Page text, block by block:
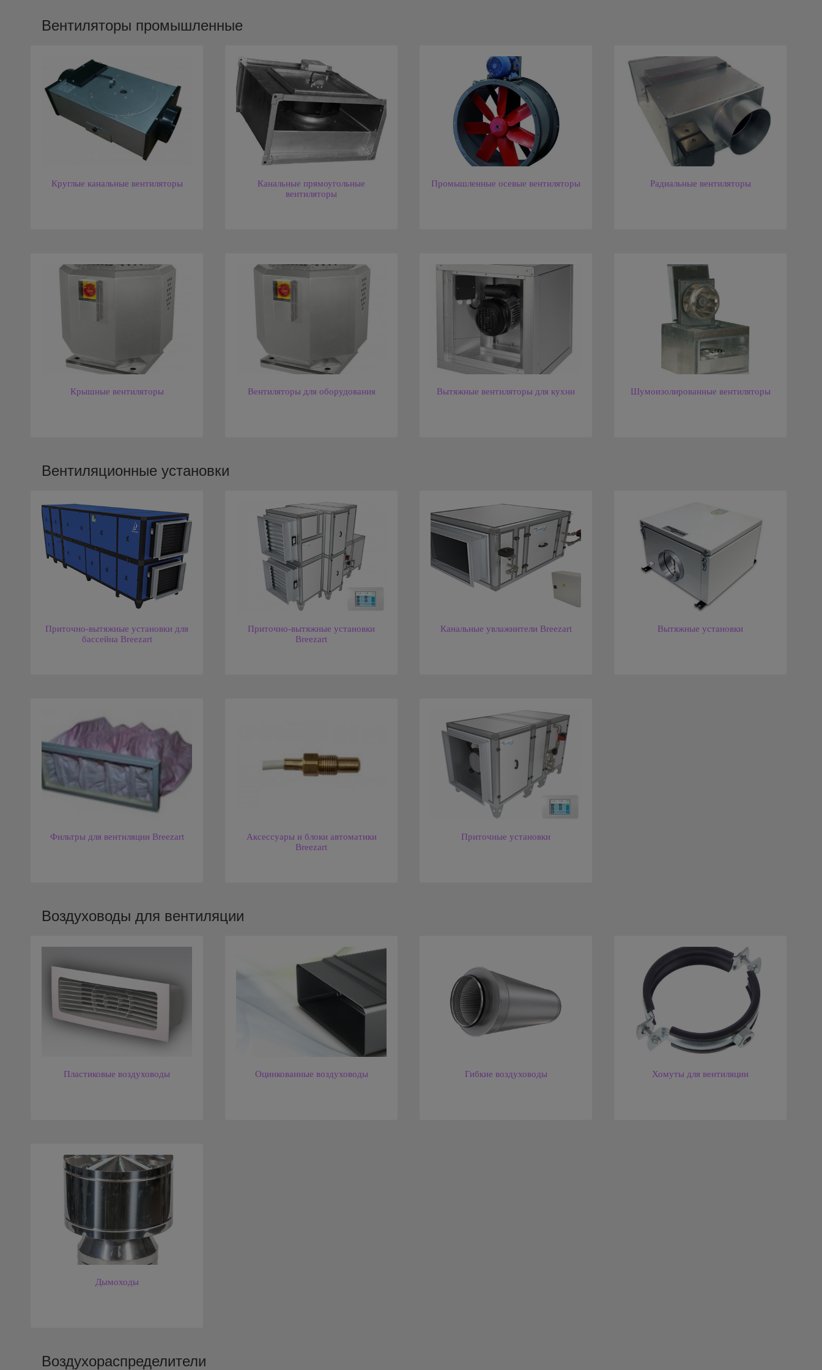
Вентиляторы промышленные
Круглые канальные вентиляторы
Канальные прямоугольные
вентиляторы
Промышленные осевые вентиляторы Радиальные вентиляторы
Крышные вентиляторы Вентиляторы для оборудования Вытяжные вентиляторы для кухни Шумоизолированные вентиляторы
Вентиляционные установки
Приточно-вытяжные установки для
бассейна Breezart
Приточно-вытяжные установки
Breezart
Канальные увлажнители Breezart Вытяжные установки
Фильтры для вентиляции Breezart
Аксессуары и блоки автоматики
Breezart
Приточные установки
Воздуховоды для вентиляции
Пластиковые воздуховоды Оцинкованные воздуховоды Гибкие воздуховоды Хомуты для вентиляции
Дымоходы
Воздухораспределители